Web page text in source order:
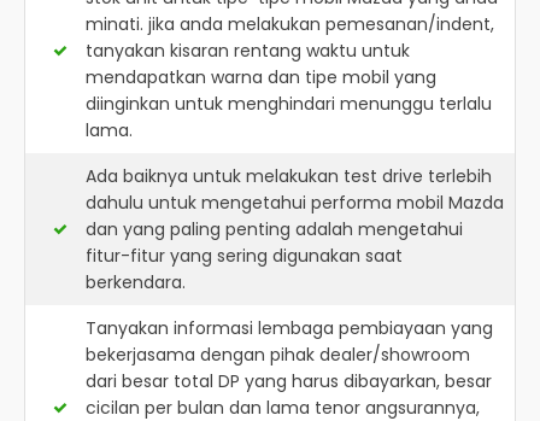
minati. jika anda melakukan pemesanan/indent,
tanyakan kisaran rentang waktu untuk
mendapatkan warna dan tipe mobil yang
diinginkan untuk menghindari menunggu terlalu
lama.
Ada baiknya untuk melakukan test drive terlebih
dahulu untuk mengetahui performa mobil Mazda
dan yang paling penting adalah mengetahui
fitur-fitur yang sering digunakan saat
berkendara.
Tanyakan informasi lembaga pembiayaan yang
bekerjasama dengan pihak dealer/showroom
dari besar total DP yang harus dibayarkan, besar
cicilan per bulan dan lama tenor angsurannya,